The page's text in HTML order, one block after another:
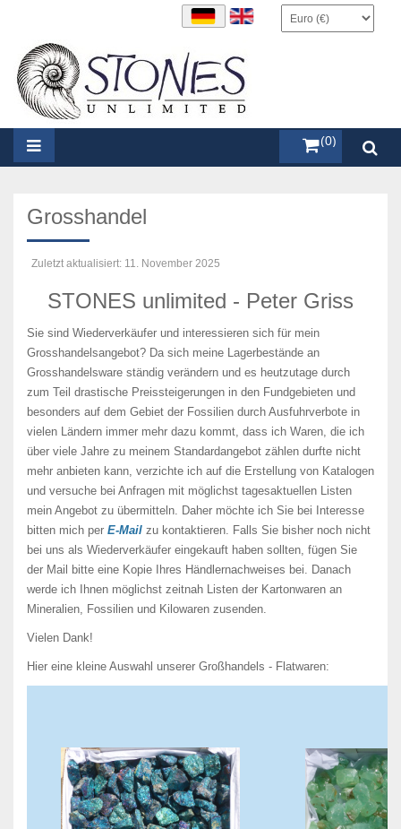
items (0)
Grosshandel
Zuletzt aktualisiert: 11. November 2025
STONES unlimited - Peter Griss
Sie sind Wiederverkäufer und interessieren sich für mein
Grosshandelsangebot? Da sich meine Lagerbestände an
Grosshandelsware ständig verändern und es heutzutage durch
zum Teil drastische Preissteigerungen in den Fundgebieten und
besonders auf dem Gebiet der Fossilien durch Ausfuhrverbote in
vielen Ländern immer mehr dazu kommt, dass ich Waren, die ich
über viele Jahre zu meinem Standardangebot zählen durfte nicht
mehr anbieten kann, verzichte ich auf die Erstellung von Katalogen
und versuche bei Anfragen mit möglichst tagesaktuellen Listen
mein Angebot zu übermitteln. Daher möchte ich Sie bei Interesse
bitten mich per E-Mail zu kontaktieren. Falls Sie bisher noch nicht
bei uns als Wiederverkäufer eingekauft haben sollten, fügen Sie
der Mail bitte eine Kopie Ihres Händlernachweises bei. Danach
werde ich Ihnen möglichst zeitnah Listen der Kartonwaren an
Mineralien, Fossilien und Kilowaren zusenden.
Vielen Dank!
Hier eine kleine Auswahl unserer Großhandels - Flatwaren: